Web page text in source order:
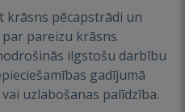
krāsns pēcapstrādi un
pareizu krāsns
ilgstošu darbību
gadījumā
uzlabošanas palīdzība.